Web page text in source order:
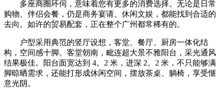
多座商圈环伺，意味着您有更多的消费选择。无论是日常
购物、伴侣会餐，仍是商务宴请、休闲文娱，都能找到合适的
去向。如许的贸易配套，正在整个广州都常稀有的。
户型采用典范的竖厅设想，客堂、餐厅、厨房一体化结
构，空间感十脚。客堂朝南，毗连超大景不雅阳台，采光通风
结果极佳。阳台面宽达到 4。2 米，进深 2。2 米，不只能够满
脚晾晒需求，还能打形成休闲空间，摆放茶桌、躺椅，享受惬
意光阴。